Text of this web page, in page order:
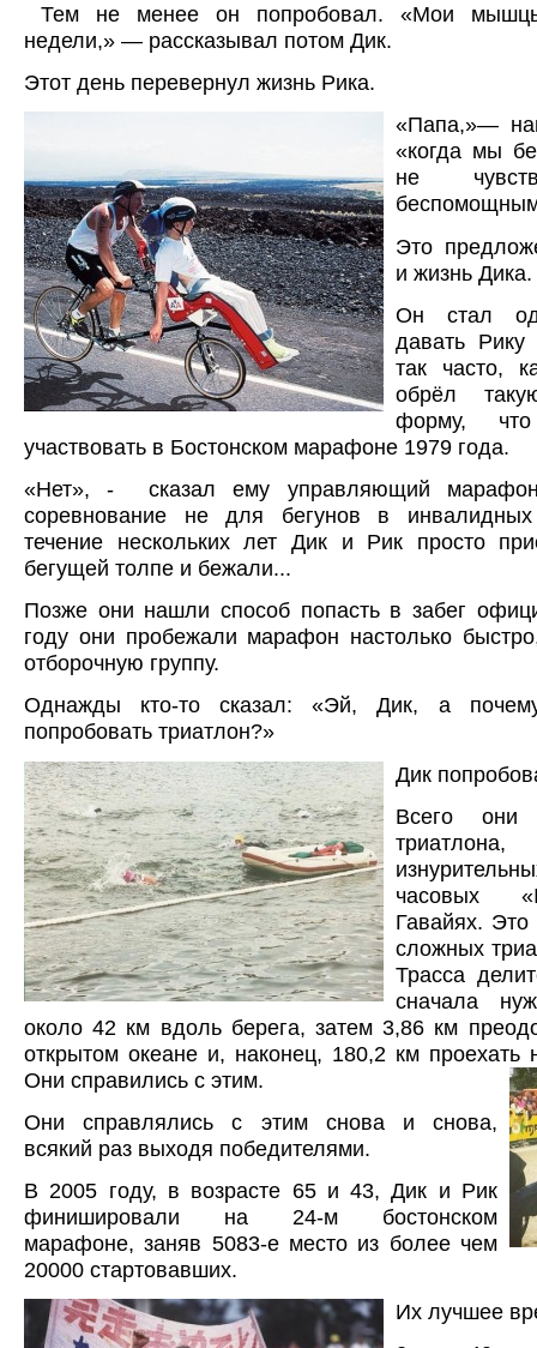
Тем не менее он попробовал. «Мои
недели,» — рассказывал потом Дик.
Этот день перевернул жизнь Рика.
«Папа,»—
«когда мы
не
Это
и жизнь Дика.
Он стал
давать
так часто,
обрёл
форму,
участвовать в Бостонском марафоне 1979 года.
«Нет», - сказал ему управляющий
соревнование не для бегунов в
течение нескольких лет Дик и Рик просто
бегущей толпе и бежали...
Позже они нашли способ попасть в забег
году они пробежали марафон настолько
отборочную группу.
Однажды кто-то сказал: «Эй, Дик, а
попробовать триатлон?»
Дик
Всего
часовых
Гавайях.
сложных
Трасса
сначала
около 42 км вдоль берега, затем 3,86 км
открытом океане и, наконец, 180,2 км проехать
Они справились с этим.
Они справлялись с этим снова и снова,
всякий раз выходя победителями.
В 2005 году, в возрасте 65 и 43, Дик и Рик
финишировали на 24-м бостонском
марафоне, заняв 5083-е место из более чем
20000 стартовавших.
Их лучшее